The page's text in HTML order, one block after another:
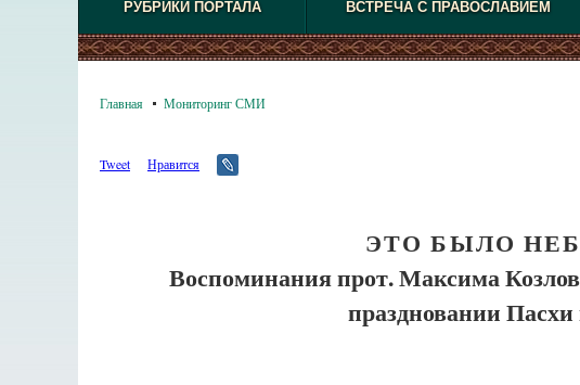
РУБРИКИ ПОРТАЛА ВСТРЕЧА С ПРАВОСЛАВИЕМ
Главная Мониторинг СМИ
Tweet Нравится
ЭТО БЫЛО
Воспоминания прот. Максима
праздновании Пасхи